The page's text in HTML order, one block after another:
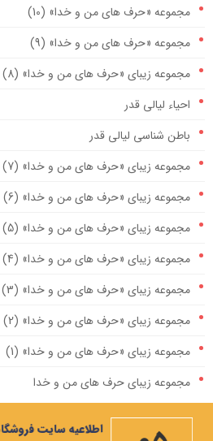
مجموعه «حرف های من و خدا» (10)
مجموعه «حرف های من و خدا» (9)
مجموعه زیبای «حرف های من و خدا» (8)
احیاء لیالی قدر
باطن شناسی لیالی قدر
مجموعه زیبای «حرف های من و خدا» (7)
مجموعه زیبای «حرف های من و خدا» (6)
مجموعه زیبای «حرف های من و خدا» (5)
مجموعه زیبای «حرف های من و خدا» (4)
مجموعه زیبای «حرف های من و خدا» (3)
مجموعه زیبای «حرف های من و خدا» (2)
مجموعه زیبای «حرف های من و خدا» (1)
مجموعه زیبای حرف های من و خدا
مهمترین صله ارحام، ایجاد رابطه با امام
فرم دعوت از استاد